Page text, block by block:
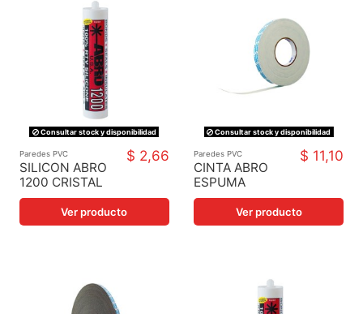
Consultar stock y disponibilidad
Paredes PVC
SILICON ABRO
1200 CRISTAL
$ 2,66
Ver producto
Consultar stock y disponibilidad
Paredes PVC
CINTA ABRO
ESPUMA
BLANCA 18X25
$ 11,10
Ver producto